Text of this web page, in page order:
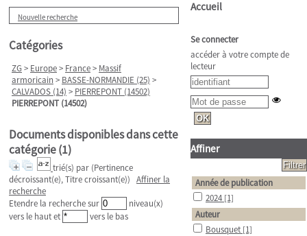
Nouvelle recherche
Catégories
ZG > Europe> France> Massif
armoricain > BASSE-NORMANDIE (25) >
CALVADOS (14) > PIERREPONT (14502)
PIERREPONT (14502)
Documents disponibles dans cette
catégorie (1)
trié(s) par (Pertinence
décroissant(e), Titre croissant(e)) Affiner la
recherche
Etendre la recherche sur
niveau(x)
vers le haut et
vers le bas
Accueil
Se connecter
accéder à votre compte de
lecteur
Affiner
Année de publication
2024 [1]
Auteur
Bousquet [1]